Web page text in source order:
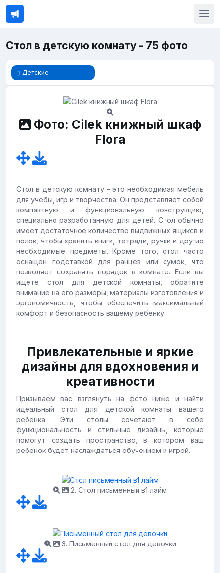
Стол в детскую комнату - 75 фото
Детские
Фото: Cilek книжный шкаф
Flora
Стол в детскую комнату - это необходимая мебель
для учебы, игр и творчества. Он представляет собой
компактную и функциональную конструкцию,
специально разработанную для детей. Стол обычно
имеет достаточное количество выдвижных ящиков и
полок, чтобы хранить книги, тетради, ручки и другие
необходимые предметы. Кроме того, стол часто
оснащен подставкой для ранцев или сумок, что
позволяет сохранять порядок в комнате. Если вы
ищете стол для детской комнаты, обратите
внимание на его размеры, материалы изготовления и
эргономичность, чтобы обеспечить максимальный
комфорт и безопасность вашему ребенку.
Привлекательные и яркие
дизайны для вдохновения и
креативности
Призываем вас взглянуть на фото ниже и найти
идеальный стол для детской комнаты вашего
ребенка. Эти столы сочетают в себе
функциональность и стильные дизайны, которые
помогут создать пространство, в котором ваш
ребенок будет наслаждаться обучением и игрой.
2. Стол письменный в1 лайм
3. Письменный стол для девочки